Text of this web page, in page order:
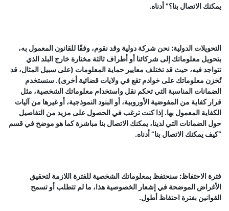
يمكنك الاتصال بنا؟” أدناه.
التحويلات الدولية:نحن شركة دولية وقد نقوم، وفقًا للقانون المعمول به،
بتحويل معلوماتك إلى شركائنا أو أطراف ثالثة مختارة خارج البلد الذي
تتواجد فيه، حيث قد تختلف معايير حماية المعلومات (على سبيل المثال، قد
تُخزن معلوماتك على خوادم تقع في ولايات قضائية أخرى). سنستخدم
الضمانات المناسبة التي تحكم نقل واستخدام معلوماتك الشخصية، مثل
قرار كفاية من المفوضية الأوروبية، أو البنود النموذجية، أو غيرها من آليات
الكفاية المعمول بها. إذا كنت ترغب في الحصول على مزيد من التفاصيل
حول الضمانات التي لدينا، يمكنك الاتصال بنا مباشرة كما هو موضح في قسم
“كيف يمكنك الاتصال بنا” أدناه.
فترة الاحتفاظ:سنحتفظ بمعلوماتك الشخصية للفترة اللازمة لتحقيق
الأغراض الموضحة في إشعار الخصوصية هذا، ما لم تتطلب أو تسمح
القوانين بفترة احتفاظ أطول.